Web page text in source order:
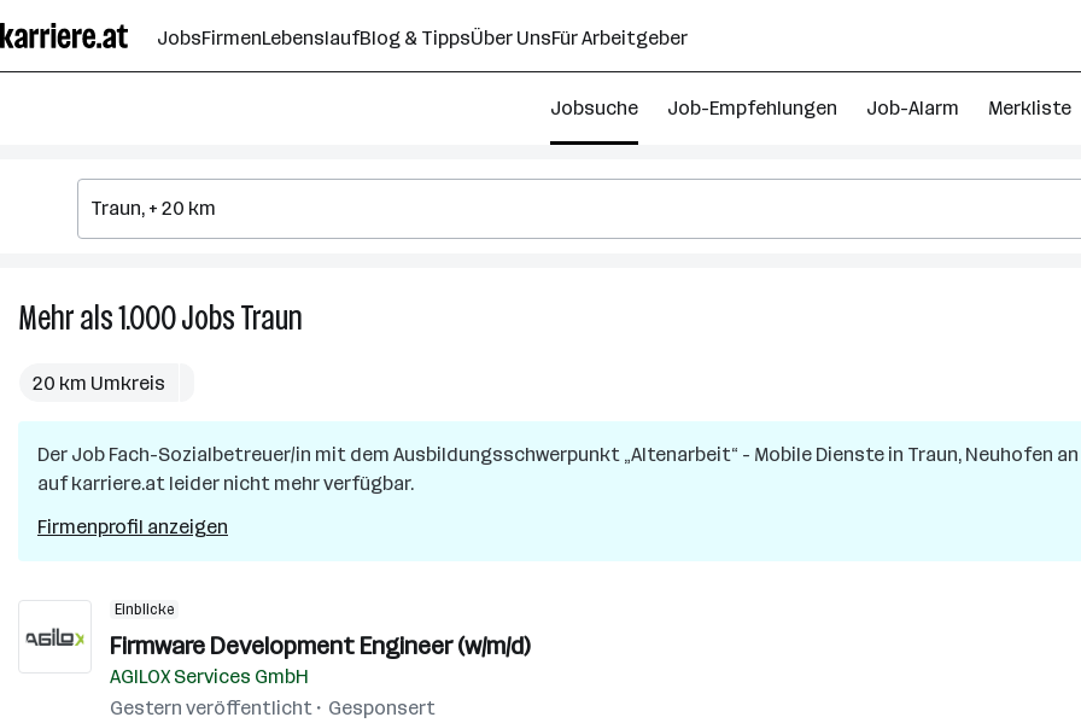
Seiteninhalt
springen
JobsFirmenLebenslaufBlog & TippsÜber UnsFür Arbeitgeber
Jobsuche Job-Empfehlungen Job-Alarm Merkliste
Mehr als 1.000JobsTraun
in
Traun
20 km Umkreis
Der Job Fach-Sozialbetreuer/in mit dem Ausbildungsschwerpunkt „Altenarbeit“ - Mobile Dienste in Traun, Neuhofen
auf karriere.at leider nicht mehr verfügbar.
Firmenprofil anzeigen
Einblicke
Firmware Development Engineer (w/m/d)
AGILOX Services GmbH
Gestern veröffentlicht
Gesponsert